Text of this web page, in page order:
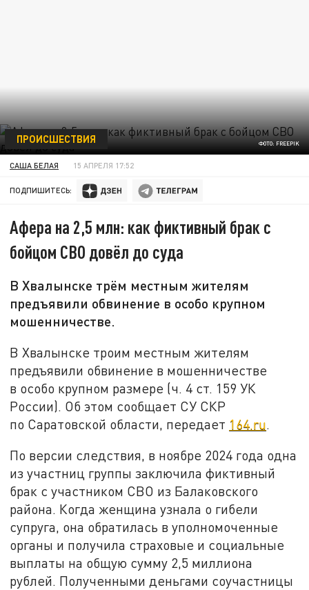
ФОТО: FREEPIK
ПРОИСШЕСТВИЯ
САША БЕЛАЯ 15 АПРЕЛЯ 17:52
ПОДПИШИТЕСЬ:
Афера на 2,5 млн: как фиктивный брак с
бойцом СВО довёл до суда
В Хвалынске трём местным жителям
предъявили обвинение в особо крупном
мошенничестве.
В Хвалынске троим местным жителям
предъявили обвинение в мошенничестве
в особо крупном размере (ч. 4 ст. 159 УК
России). Об этом сообщает СУ СКР
по Саратовской области, передает 164.ru.
По версии следствия, в ноябре 2024 года одна
из участниц группы заключила фиктивный
брак с участником СВО из Балаковского
района. Когда женщина узнала о гибели
супруга, она обратилась в уполномоченные
органы и получила страховые и социальные
выплаты на общую сумму 2,5 миллиона
рублей. Полученными деньгами соучастницы